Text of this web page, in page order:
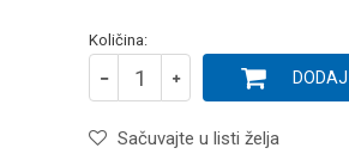
Količina:
Sačuvajte u listi želja